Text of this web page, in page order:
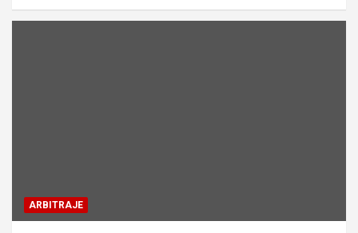
ARBITRAJE